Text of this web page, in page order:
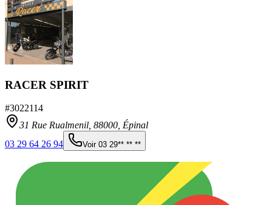
RACER SPIRIT
#3022114
31 Rue Rualmenil, 88000, Épinal
03 29 64 26 94
Voir 03 29** ** **